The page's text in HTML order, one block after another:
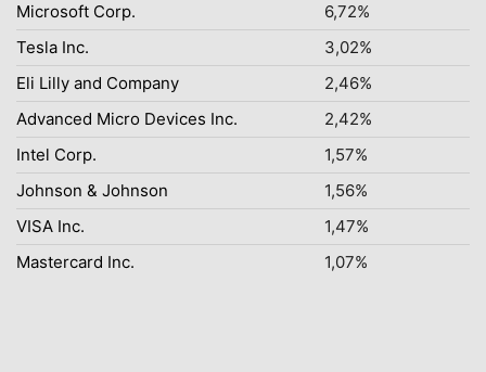
Microsoft Corp.
6,72%
Tesla Inc.
3,02%
Eli Lilly and Company
2,46%
Advanced Micro Devices Inc.
2,42%
Intel Corp.
1,57%
Johnson & Johnson
1,56%
VISA Inc.
1,47%
Mastercard Inc.
1,07%